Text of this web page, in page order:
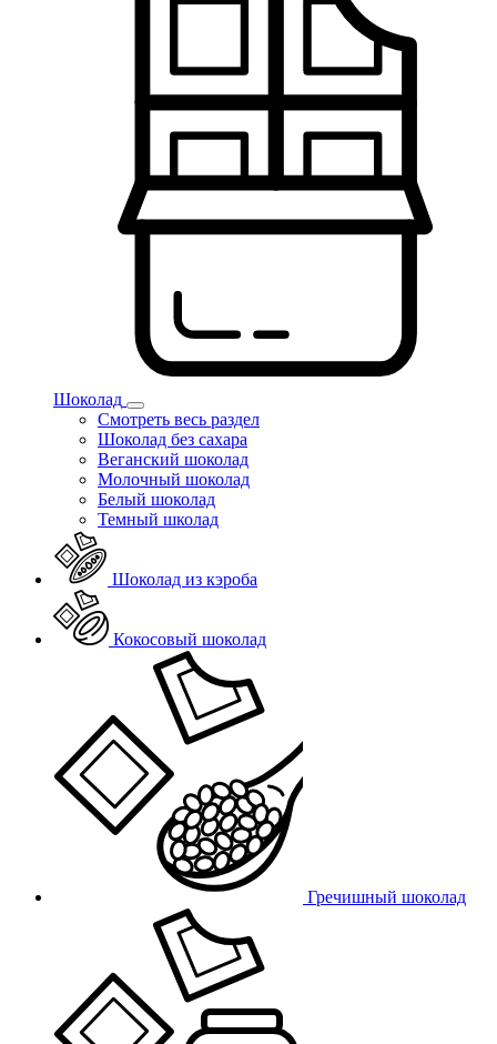
Шоколад
Смотреть весь раздел
Шоколад без сахара
Веганский шоколад
Молочный шоколад
Белый шоколад
Темный школад
Шоколад из кэроба
Кокосовый шоколад
Гречишный шоколад